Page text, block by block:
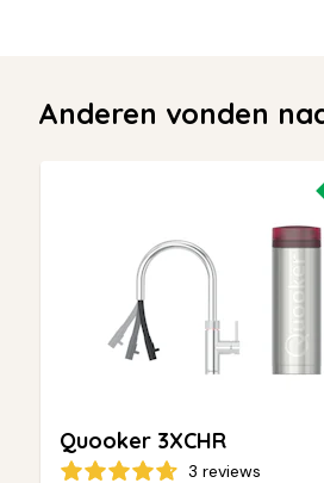
Anderen vonden
Quooker 3XCHR
3 reviews